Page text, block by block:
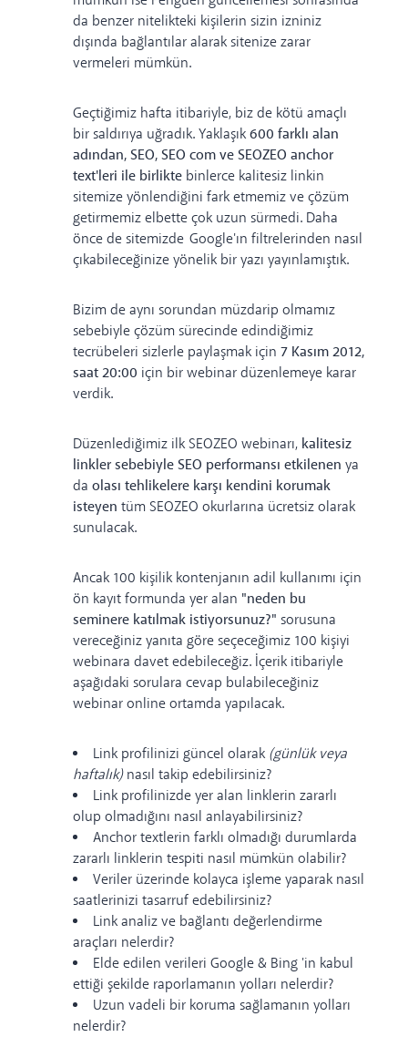
da benzer nitelikteki kişilerin sizin izniniz
dışında bağlantılar alarak sitenize zarar
vermeleri mümkün.
Geçtiğimiz hafta itibariyle, biz de kötü amaçlı
bir saldırıya uğradık. Yaklaşık600 farklı alan
adından, SEO, SEO com ve SEOZEO anchor
text'leri ile birlikte binlerce kalitesiz linkin
sitemize yönlendiğini fark etmemiz ve çözüm
getirmemiz elbette çok uzun sürmedi. Daha
önce de sitemizde Google'ın filtrelerinden nasıl
çıkabileceğinizeyönelik bir yazı yayınlamıştık.
Bizim de aynı sorundan müzdarip olmamız
sebebiyle çözüm sürecinde edindiğimiz
tecrübeleri sizlerle paylaşmak için 7 Kasım 2012,
saat 20:00 için bir webinar düzenlemeye karar
verdik.
Düzenlediğimiz ilk SEOZEO webinarı, kalitesiz
linkler sebebiyle SEO performansı etkilenen ya
da olası tehlikelere karşı kendini korumak
isteyen tüm SEOZEO okurlarına ücretsiz olarak
sunulacak.
Ancak 100 kişilik kontenjanın adil kullanımı için
ön kayıt formunda yer alan "neden bu
seminere katılmak istiyorsunuz?" sorusuna
vereceğiniz yanıta göre seçeceğimiz 100 kişiyi
webinara davet edebileceğiz. İçerik itibariyle
aşağıdaki sorulara cevap bulabileceğiniz
webinar online ortamda yapılacak.
Link profilinizi güncel olarak (günlük veya
haftalık)nasıl takip edebilirsiniz?
Link profilinizde yer alan linklerin zararlı
olup olmadığını nasıl anlayabilirsiniz?
Anchor textlerin farklı olmadığı durumlarda
zararlı linklerin tespiti nasıl mümkün olabilir?
Veriler üzerinde kolayca işleme yaparak nasıl
saatlerinizi tasarruf edebilirsiniz?
Link analiz ve bağlantı değerlendirme
araçları nelerdir?
Elde edilen verileri Google & Bing 'in kabul
ettiği şekilde raporlamanın yolları nelerdir?
Uzun vadeli bir koruma sağlamanın yolları
nelerdir?